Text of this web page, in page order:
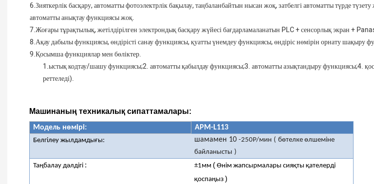
6.Зияткерлік басқару, автоматты фотоэлектрлік бақылау, таңбаланбайтын нысан жоқ, затбелгі автоматты түрде
автоматты анықтау функциясы жоқ.
7.Жоғары тұрақтылық, жетілдірілген электрондық басқару жүйесібағдарламаланатын PLC + сенсорлық экран +
8.Ақау дабылы функциясы, өндірісті санау функциясы, қуатты үнемдеу функциясы, өндіріс нөмірін орнату шақыру
9.Қосымша функциялар мен бөліктер.
1.ыстық кодтау/шашу функциясы;2.автоматты қабылдау функциясы;3.автоматты азықтандыру функциясы;4.
реттеледі).
Машинаның техникалық сипаттамалары:
Модель нөмірі: APM-L113
Белгілеу жылдамдығы: шамамен 10-250P/мин ( бөтелке өлшеміне
байланысты )
Таңбалау дәлдігі : ±1мм ( Өнім жапсырмалары сияқты қателерді
қоспаңыз )